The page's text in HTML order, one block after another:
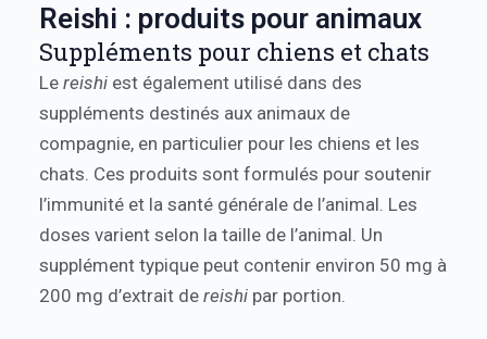
Reishi : produits pour animaux
Suppléments pour chiens et chats
Lereishi est également utilisé dans des
suppléments destinés aux animaux de
compagnie, en particulier pour les chiens et les
chats. Ces produits sont formulés pour soutenir
l’immunité et la santé générale de l’animal. Les
doses varient selon la taille de l’animal. Un
supplément typique peut contenir environ 50 mg à
200 mg d’extrait dereishi par portion.